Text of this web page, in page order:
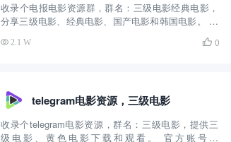
收录个电报电影资源群，群名：三级电影经典电影，
分享三级电影、经典电影、国产电影和韩国电影。 官
方账号：@sfAVcn 群组介绍：这个电报电影群创建的
时间挺长的，算是很早的电影群了，主要提供电影资
2.1 W  0
telegram电影资源，三级电影
收录个telegram电影资源，群名：三级电影，提供三
级电影、黄色电影下载和观看。 官方账号：